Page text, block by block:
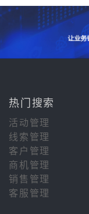
热门搜索
活动管理
线索管理
客户管理
商机管理
销售管理
客服管理